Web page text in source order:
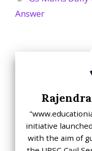
Answer
initiative
with the aim of